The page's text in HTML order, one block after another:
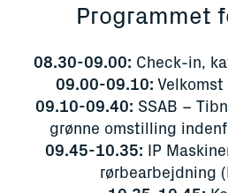
Programmet
08.30-09.00: Check-in,
09.00-09.10:
09.10-09.40: SSAB –
grønne omstilling
09.45-10.35: IP
rørbearbejdning